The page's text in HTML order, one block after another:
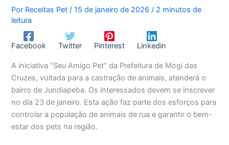
Por Receitas Pet/15 de janeiro de 2026/ 2 minutos de
leitura
Facebook Twitter Pinterest Linkedin
A iniciativa “Seu Amigo Pet” da Prefeitura de Mogi das
Cruzes, voltada para a castração de animais, atenderá o
bairro de Jundiapeba. Os interessados devem se inscrever
no dia 23 de janeiro. Esta ação faz parte dos esforços para
controlar a população de animais de rua e garantir o bem-
estar dos pets na região.